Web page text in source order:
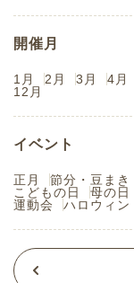
開催月
1月 2月 3月 4月
12月
イベント
正月 節分・豆まき
こどもの日
母の日
運動会
ハロウィン